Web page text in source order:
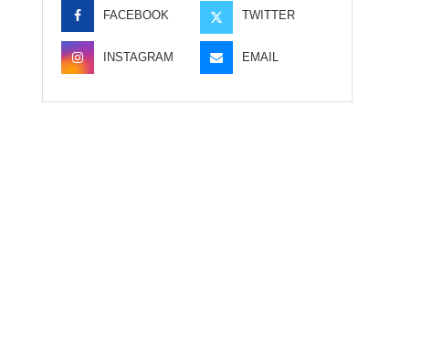
FACEBOOK TWITTER
INSTAGRAM EMAIL